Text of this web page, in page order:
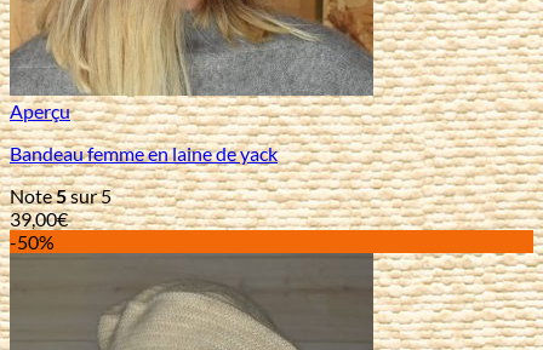
Aperçu
Bandeau femme en laine de yack
Note5sur 5
39,00€
-50%